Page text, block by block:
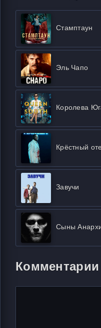
Стамптаун
Эль Чапо
Королева
Завучи
Сыны
Комментарии